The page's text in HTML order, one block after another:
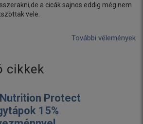
a cicák sajnos eddig még nem
vele.
További vélemények
cikkek
Protect
15%